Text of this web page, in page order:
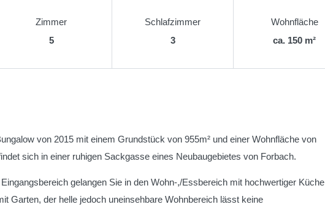
Zimmer
5
Schlafzimmer
3
Wohnfläche
ca. 150 m²
von 2015 mit einem Grundstück von 955m² und einer Wohnfläche von
sich in einer ruhigen Sackgasse eines Neubaugebietes von Forbach.
gelangen Sie in den Wohn-,/Essbereich mit hochwertiger Küche
Garten, der helle jedoch uneinsehbare Wohnbereich lässt keine